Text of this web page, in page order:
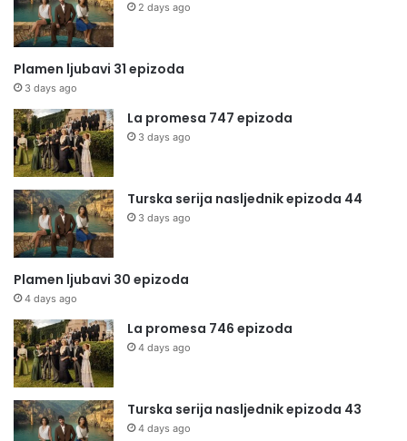
2 days ago
Plamen ljubavi 31 epizoda
3 days ago
La promesa 747 epizoda
3 days ago
Turska serija nasljednik epizoda 44
3 days ago
Plamen ljubavi 30 epizoda
4 days ago
La promesa 746 epizoda
4 days ago
Turska serija nasljednik epizoda 43
4 days ago